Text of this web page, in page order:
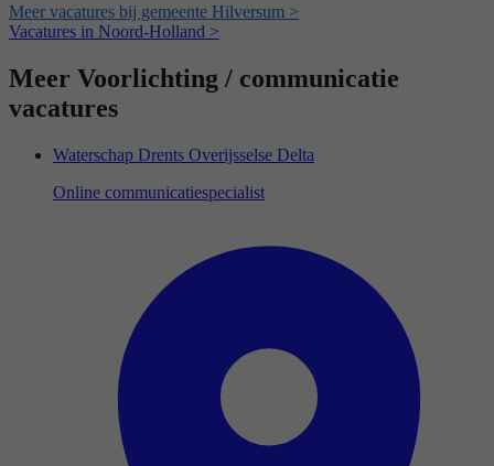
Meer vacatures bij gemeente Hilversum >
Vacatures in Noord-Holland >
Meer Voorlichting / communicatie
vacatures
Waterschap Drents Overijsselse Delta
Online communicatiespecialist